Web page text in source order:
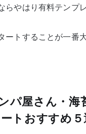
やはり有料テンプ
トすることが一番
パ屋さん・海
トおすすめ５